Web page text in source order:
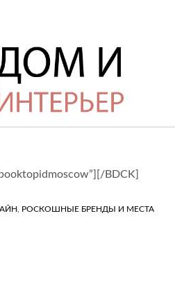
BDCK]
, РОСКОШНЫЕ БРЕНДЫ И МЕСТА